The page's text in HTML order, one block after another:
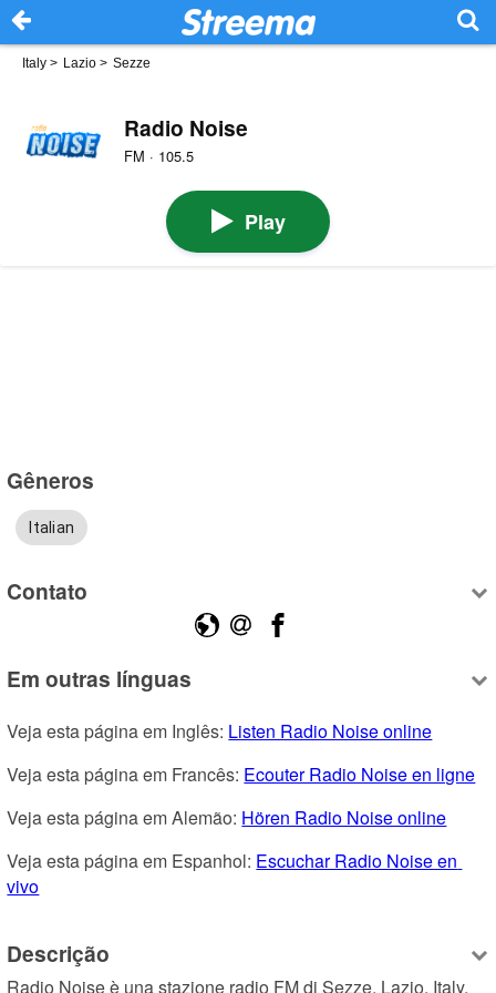
Italy > Lazio > Sezze
Radio Noise
FM · 105.5
Play
Gêneros
Italian
Contato
Em outras línguas
Veja esta página em Inglês: Listen Radio Noise online
Veja esta página em Francês: Ecouter Radio Noise en ligne
Veja esta página em Alemão: Hören Radio Noise online
Veja esta página em Espanhol: Escuchar Radio Noise en
vivo
Descrição
Radio Noise è una stazione radio FM di Sezze, Lazio, Italy,